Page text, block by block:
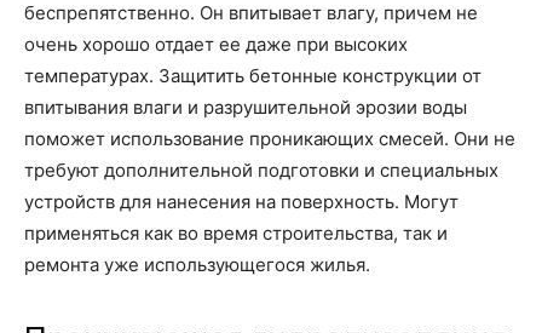
беспрепятственно. Он впитывает влагу, причем не
очень хорошо отдает ее даже при высоких
температурах. Защитить бетонные конструкции от
впитывания влаги и разрушительной эрозии воды
поможет использование проникающих смесей. Они не
требуют дополнительной подготовки и специальных
устройств для нанесения на поверхность. Могут
применяться как во время строительства, так и
ремонта уже использующегося жилья.